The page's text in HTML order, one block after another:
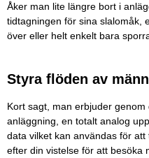
Åker man lite längre bort i
tidtagningen för sina slalomåk,
över eller helt enkelt bara
Styra flöden av
Kort sagt, man erbjuder
anläggning, en totalt analog
data vilket kan användas för
efter din vistelse för att besöka